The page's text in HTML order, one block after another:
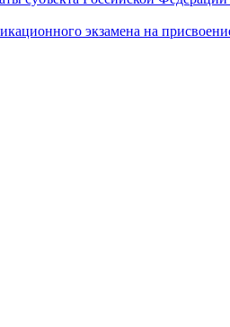
экзамена на присвоение